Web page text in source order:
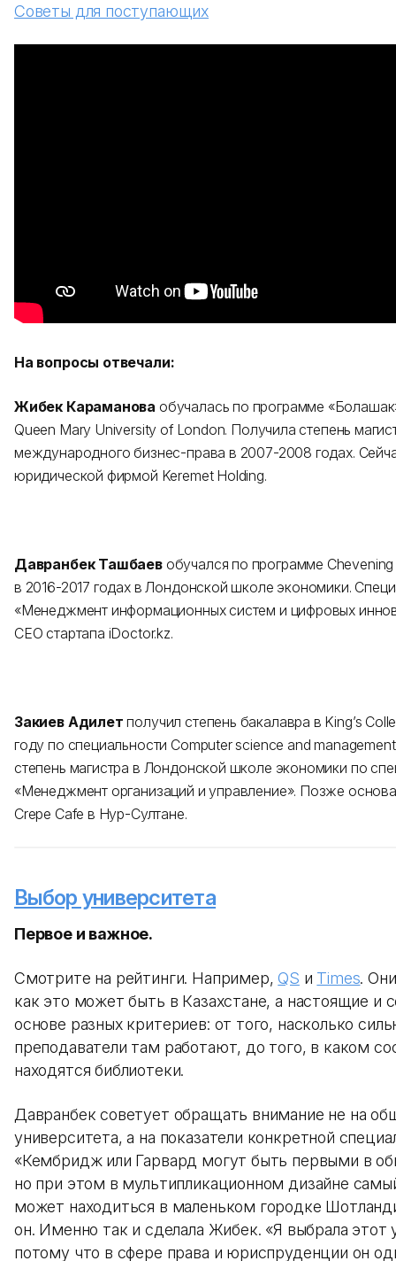
Советы для поступающих
На вопросы отвечали:
Жибек Караманова обучалась по программе
Queen Mary University of London. Получила степень
международного бизнес-права в 2007-2008 годах.
юридической фирмой Keremet Holding.
Давранбек Ташбаев обучался по программе Chevening
в 2016-2017 годах в Лондонской школе экономики.
«Менеджмент информационных систем и цифровых
СЕО стартапа iDoctor.kz.
Закиев Адилет получил степень бакалавра в King’s
году по специальности Computer science and
степень магистра в Лондонской школе экономики по
«Менеджмент организаций и управление». Позже
Crepe Cafe в Нур-Султане.
Выбор университета
Первое и важное.
Смотрите на рейтинги. Например,QS и Times.
как это может быть в Казахстане, а настоящие и
основе разных критериев: от того, насколько
преподаватели там работают, до того, в каком
находятся библиотеки.
Давранбек советует обращать внимание не на
университета, а на показатели конкретной
«Кембридж или Гарвард могут быть первыми в
но при этом в мультипликационном дизайне
может находиться в маленьком городке
он. Именно так и сделала Жибек. «Я выбрала этот
потому что в сфере права и юриспруденции он